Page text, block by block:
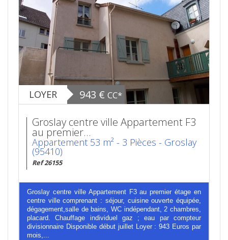
LOYER 943 € CC*
Groslay centre ville Appartement F3
au premier...
Appartement 53 m² - 3 Pièces - Groslay
(95410)
Ref 26155
Groslay centre ville Appartement F3 au premier étage en
centre ville comprenant : séjour, cuisine ouverte équipée,
dégagement,salle de bains, WC indépendant, 2 chambres,
placard. Chauffage individuel gaz ; eau par compteur
divisionnaire Disponible début juillet Loyer : 943 Euros par
mois,...